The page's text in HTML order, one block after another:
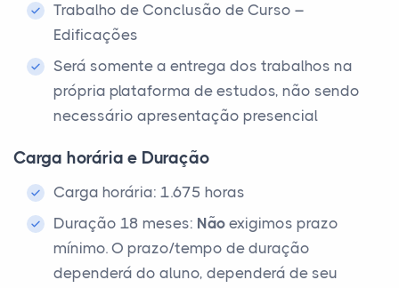
Trabalho de Conclusão de Curso –
Edificações
Será somente a entrega dos trabalhos na
própria plataforma de estudos, não sendo
necessário apresentação presencial
Carga horária e Duração
Carga horária: 1.675 horas
Duração 18 meses: Não exigimos prazo
mínimo. O prazo/tempo de duração
dependerá do aluno, dependerá de seu